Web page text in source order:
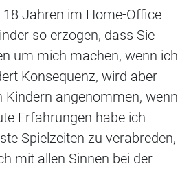
18 Jahren im Home-Office
so erzogen, dass Sie
um mich machen, wenn ich
Konsequenz, wird aber
Kindern angenommen, wenn
Erfahrungen habe ich
Spielzeiten zu verabreden,
mit allen Sinnen bei der